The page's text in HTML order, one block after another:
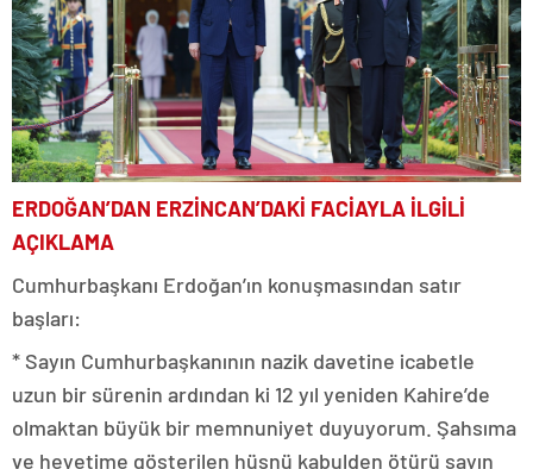
ERDOĞAN’DAN ERZİNCAN’DAKİ FACİAYLA İLGİLİ
AÇIKLAMA
Cumhurbaşkanı Erdoğan’ın konuşmasından satır
başları:
* Sayın Cumhurbaşkanının nazik davetine icabetle
uzun bir sürenin ardından ki 12 yıl yeniden Kahire’de
olmaktan büyük bir memnuniyet duyuyorum. Şahsıma
ve heyetime gösterilen hüsnü kabulden ötürü sayın